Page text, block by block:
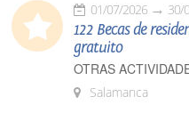
01/07/2026 30/
122 Becas de
gratuito
OTRAS
Salamanca